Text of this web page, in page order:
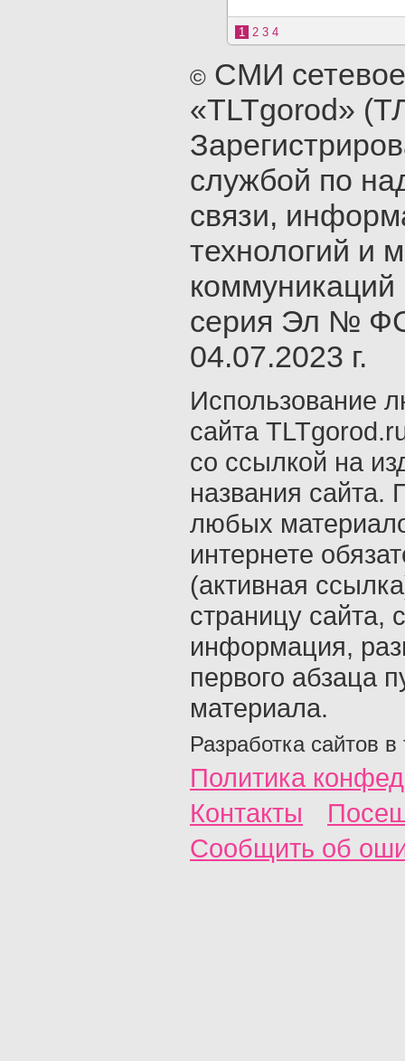
1 2 3 4
© СМИ
«TLTgorod»
службой по
связи,
технологий и
серия Эл №
04.07.2023 г.
Использование
сайта
со ссылкой на
названия сайта.
любых
интернете
(активная
страницу сайта,
информация,
первого абзаца
материала.
Разработка сайтов в
Политика
Контакты
Сообщить об